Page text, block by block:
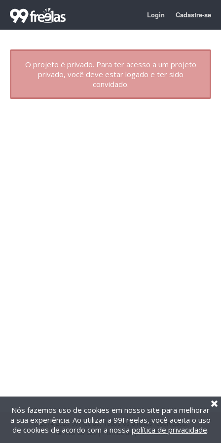
Login Cadastre-se
O projeto é privado. Para ter acesso a um projeto
privado, você deve estar logado e ter sido
convidado.
@2014-2026 99Freelas. Todos os direitos reservados.
Termos de uso| Política de privacidade
Nós fazemos uso de cookies em nosso site para melhorar
a sua experiência. Ao utilizar a 99Freelas, você aceita o uso
de cookies de acordo com a nossa política de privacidade.